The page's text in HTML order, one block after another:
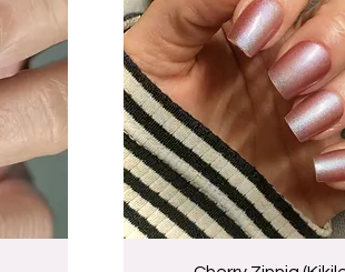
Aperçu rapide